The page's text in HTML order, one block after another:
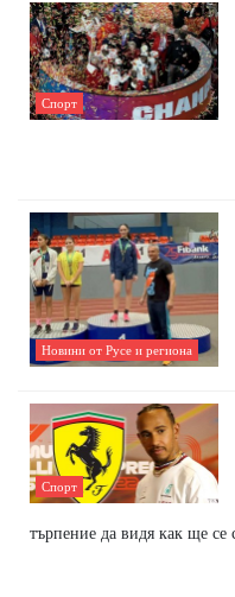
Спорт
Новини от Русе и региона
Спорт
търпение да видя как ще